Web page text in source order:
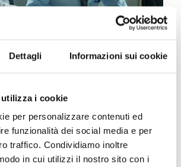
Dettagli Informazioni sui cookie
i cookie
per personalizzare contenuti ed
funzionalità dei social media e per
traffico. Condividiamo inoltre
in cui utilizzi il nostro sito con i
& Device Manufacturing
al dispositivo